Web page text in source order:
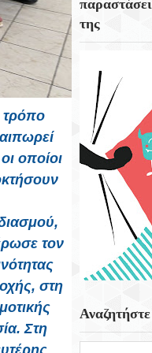
τρόπο
οποίοι
τον
στη
Στη
Το
6
Ρίτα
Eορτή Της
της